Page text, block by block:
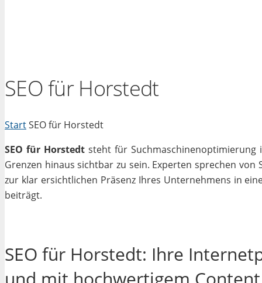
SEO für Horstedt
StartSEO für Horstedt
SEO für Horstedtsteht für Suchmaschinenoptimierung
Grenzen hinaus sichtbar zu sein. Experten sprechen von
zur klar ersichtlichen Präsenz Ihres Unternehmens in
beiträgt.
SEO für Horstedt: Ihre